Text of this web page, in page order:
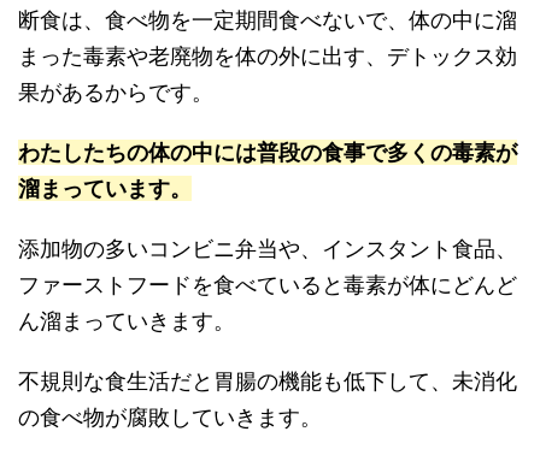
断食は、食べ物を一定期間食べないで、体の中に溜
まった毒素や老廃物を体の外に出す、デトックス効
果があるからです。
わたしたちの体の中には普段の食事で多くの毒素が
溜まっています。
添加物の多いコンビニ弁当や、インスタント食品、
ファーストフードを食べていると毒素が体にどんど
ん溜まっていきます。
不規則な食生活だと胃腸の機能も低下して、未消化
の食べ物が腐敗していきます。